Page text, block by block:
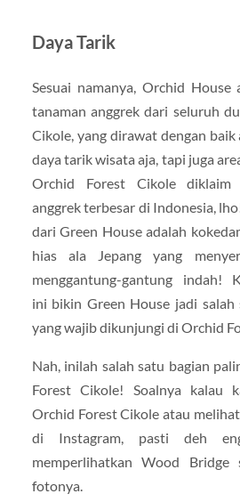
Daya Tarik
Sesuai namanya, Orchid
tanaman anggrek dari seluruh
Cikole, yang dirawat dengan
daya tarik wisata aja, tapi juga
Orchid Forest Cikole diklaim
anggrek terbesar di Indonesia,
dari Green House adalah
hias ala Jepang yang
menggantung-gantung indah!
ini bikin Green House jadi
yang wajib dikunjungi di Orchid
Nah, inilah salah satu bagian
Forest Cikole! Soalnya kalau
Orchid Forest Cikole atau
di Instagram, pasti deh
memperlihatkan Wood Bridge
fotonya.